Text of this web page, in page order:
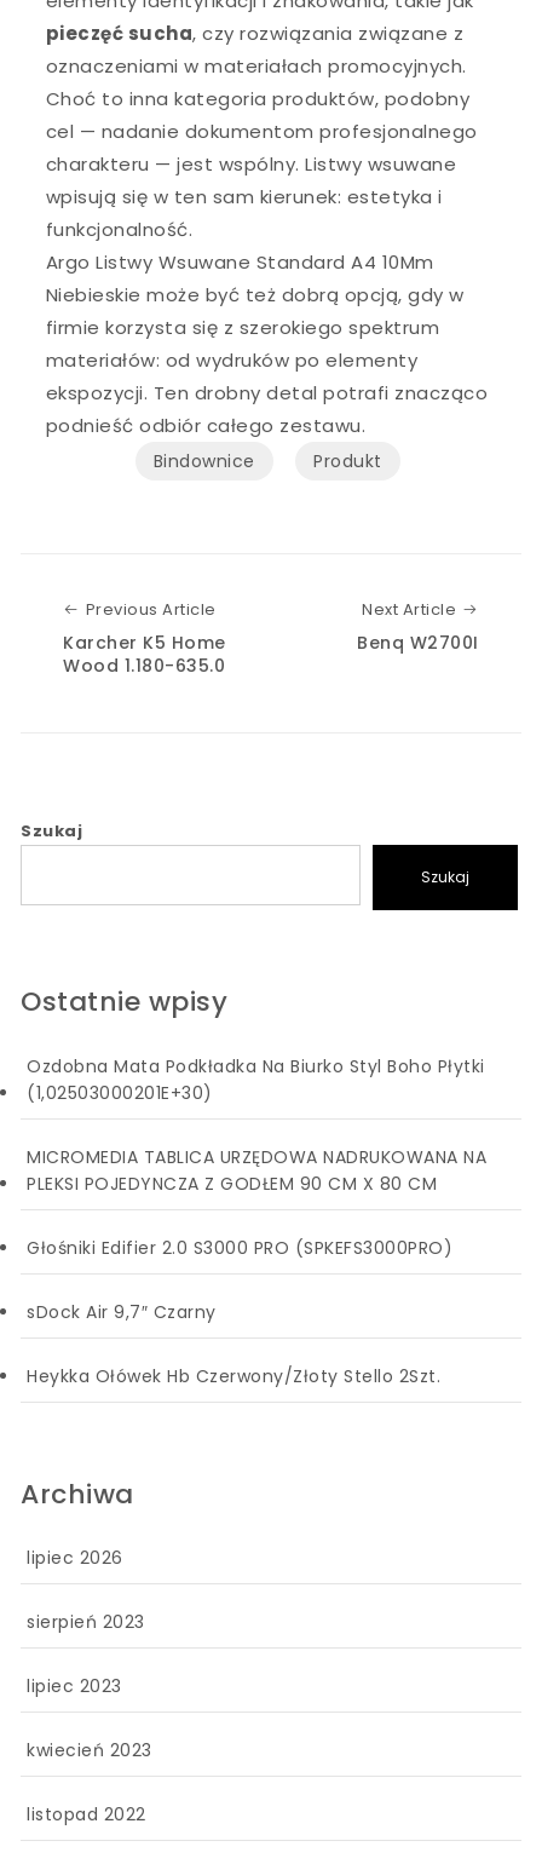
pieczęć sucha, czy rozwiązania związane z
oznaczeniami w materiałach promocyjnych.
Choć to inna kategoria produktów, podobny
cel — nadanie dokumentom profesjonalnego
charakteru — jest wspólny. Listwy wsuwane
wpisują się w ten sam kierunek: estetyka i
funkcjonalność.
Argo Listwy Wsuwane Standard A4 10Mm
Niebieskie może być też dobrą opcją, gdy w
firmie korzysta się z szerokiego spektrum
materiałów: od wydruków po elementy
ekspozycji. Ten drobny detal potrafi znacząco
podnieść odbiór całego zestawu.
Bindownice Produkt
Previous Article
Karcher K5 Home
Wood 1.180-635.0
Next Article
Benq W2700I
Szukaj
Szukaj
Ostatnie wpisy
Ozdobna Mata Podkładka Na Biurko Styl Boho Płytki
(1,02503000201E+30)
MICROMEDIA TABLICA URZĘDOWA NADRUKOWANA NA
PLEKSI POJEDYNCZA Z GODŁEM 90 CM X 80 CM
Głośniki Edifier 2.0 S3000 PRO (SPKEFS3000PRO)
sDock Air 9,7″ Czarny
Heykka Ołówek Hb Czerwony/Złoty Stello 2Szt.
Archiwa
lipiec 2026
sierpień 2023
lipiec 2023
kwiecień 2023
listopad 2022